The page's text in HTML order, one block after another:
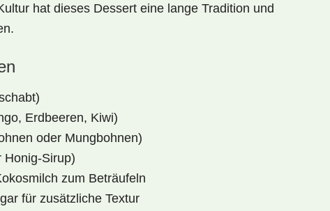
hat dieses Dessert eine lange Tradition und
Erdbeeren, Kiwi)
oder Mungbohnen)
Honig-Sirup)
zum Beträufeln
für zusätzliche Textur